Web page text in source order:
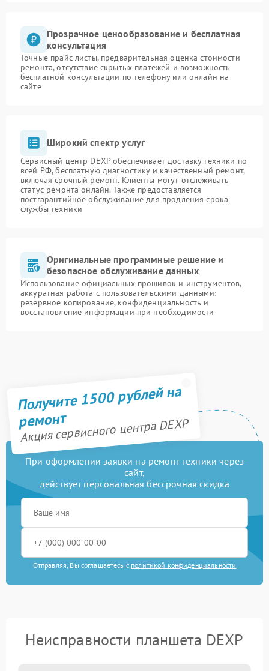
Прозрачное ценообразование и бесплатная
консультация
Точные прайс-листы, предварительная оценка стоимости
ремонта, отсутствие скрытых платежей и возможность
бесплатной консультации по телефону или онлайн на
сайте
Широкий спектр услуг
Сервисный центр DEXP обеспечивает доставку техники по
всей РФ, бесплатную диагностику и качественный ремонт,
включая срочный ремонт. Клиенты могут отслеживать
статус ремонта онлайн. Также предоставляется
постгарантийное обслуживание для продления срока
службы техники
Оригинальные программные решение и
безопасное обслуживание данных
Использование официальных прошивок и инструментов,
аккуратная работа с пользовательскими данными:
резервное копирование, конфиденциальность и
восстановление информации при необходимости
Получите 1500 рублей на
ремонт
Акция сервисного центра DEXP
При оформлении заявки на ремонт техники через
сайт,
действует персональная бессрочная скидка
Отправляя, Вы соглашаетесь с политикой конфиденциальности
Неисправности планшета DEXP